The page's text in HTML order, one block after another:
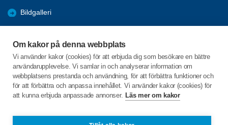
Om kakor på denna webbplats
Vi använder kakor (cookies) för att erbjuda dig som besökare en bättre
användarupplevelse. Vi samlar in och analyserar information om
webbplatsens prestanda och användning, för att förbättra funktioner och
för att förbättra och anpassa innehållet. Vi använder kakor (cookies) för
att kunna erbjuda anpassade annonser. Läs mer om kakor
Bildgalleri
Studiecirklar & Konferenser
Tidigare aktiviteter
C/o:Kenth Ärletun